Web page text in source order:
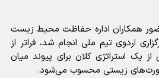
همکاران اداره حفاظت محیط زیست
اردوی تیم ملی انجام شد، فراتر از
یک استراتژی کلان برای پیوند میان
زیستی محسوب می‌شود.